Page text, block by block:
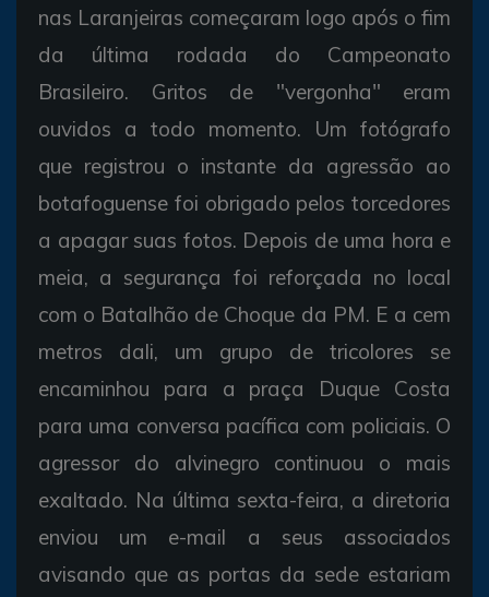
nas Laranjeiras começaram logo após o fim
da última rodada do Campeonato
Brasileiro. Gritos de "vergonha" eram
ouvidos a todo momento. Um fotógrafo
que registrou o instante da agressão ao
botafoguense foi obrigado pelos torcedores
a apagar suas fotos. Depois de uma hora e
meia, a segurança foi reforçada no local
com o Batalhão de Choque da PM. E a cem
metros dali, um grupo de tricolores se
encaminhou para a praça Duque Costa
para uma conversa pacífica com policiais. O
agressor do alvinegro continuou o mais
exaltado. Na última sexta-feira, a diretoria
enviou um e-mail a seus associados
avisando que as portas da sede estariam